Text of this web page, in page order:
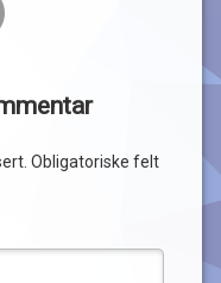
Obligatoriske felt